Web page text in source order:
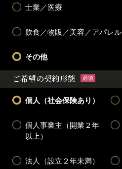
士業／医療
飲食／物販／美容／アパレル
その他
ご希望の契約形態 必須
個人（社会保険あり）
個人事業主（開業２年
以上）
法人（設立２年未満）